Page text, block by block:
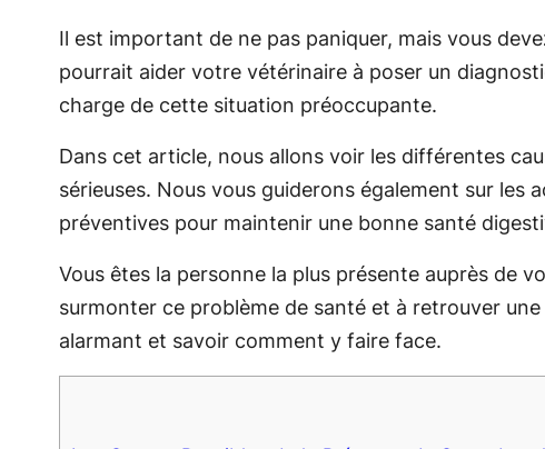
Il est important de ne pas paniquer, mais vous
pourrait aider votre vétérinaire à poser un
charge de cette situation préoccupante.
Dans cet article, nous allons voir les différentes
sérieuses. Nous vous guiderons également sur
préventives pour maintenir une bonne santé
Vous êtes la personne la plus présente auprès de
surmonter ce problème de santé et à retrouver
alarmant et savoir comment y faire face.